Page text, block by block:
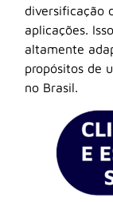
diversificação
aplicações.
altamente
propósitos de
no Brasil.